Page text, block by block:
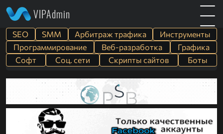
VIPAdmin
SEO SMM Арбитраж трафика
Инструменты
Программирование
Веб-разработка
Графика
Софт
Cоц. сети Скрипты сайтов Боты